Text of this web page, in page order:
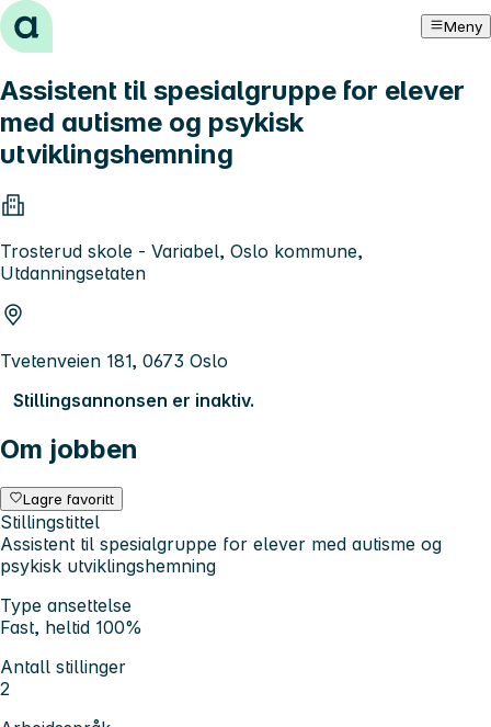
Hopp til innhold Meny
Assistent til spesialgruppe for elever
med autisme og psykisk
utviklingshemning
Trosterud skole - Variabel, Oslo kommune,
Utdanningsetaten
Tvetenveien 181, 0673 Oslo
Stillingsannonsen er inaktiv.
Om jobben
Lagre favoritt
Stillingstittel
Assistent til spesialgruppe for elever med autisme og
psykisk utviklingshemning
Type ansettelse
Fast, heltid 100%
Antall stillinger
2